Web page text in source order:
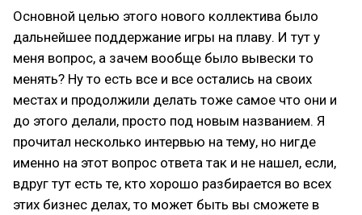
Основной целью этого нового коллектива было
дальнейшее поддержание игры на плаву. И тут у
меня вопрос, а зачем вообще было вывески то
менять? Ну то есть все и все остались на своих
местах и продолжили делать тоже самое что они и
до этого делали, просто под новым названием. Я
прочитал несколько интервью на тему, но нигде
именно на этот вопрос ответа так и не нашел, если,
вдруг тут есть те, кто хорошо разбирается во всех
этих бизнес делах, то может быть вы сможете в